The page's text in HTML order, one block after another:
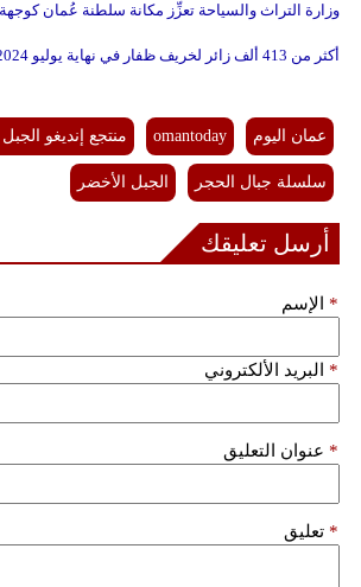
وزارة التراث والسياحة تعزِّز مكانة سلطنة عُمان
أكثر من 413 ألف زائر لخريف ظفار في نهاية يوليو 2024
عمان اليوم omantoday منتجع إنديغو
سلسلة جبال الحجر الجبل الأخضر
أرسل تعليقك
الإسم *
البريد الألكتروني *
عنوان التعليق *
تعليق *